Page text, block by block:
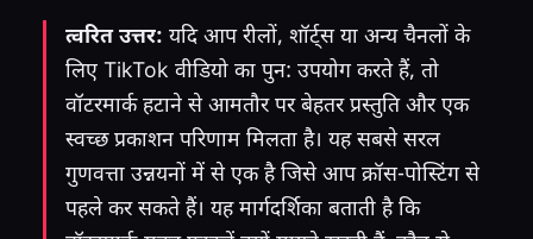
त्वरित उत्तर: यदि आप रीलों, शॉर्ट्स या अन्य चैनलों के
लिए TikTok वीडियो का पुन: उपयोग करते हैं, तो
वॉटरमार्क हटाने से आमतौर पर बेहतर प्रस्तुति और एक
स्वच्छ प्रकाशन परिणाम मिलता है। यह सबसे सरल
गुणवत्ता उन्नयनों में से एक है जिसे आप क्रॉस-पोस्टिंग से
पहले कर सकते हैं। यह मार्गदर्शिका बताती है कि